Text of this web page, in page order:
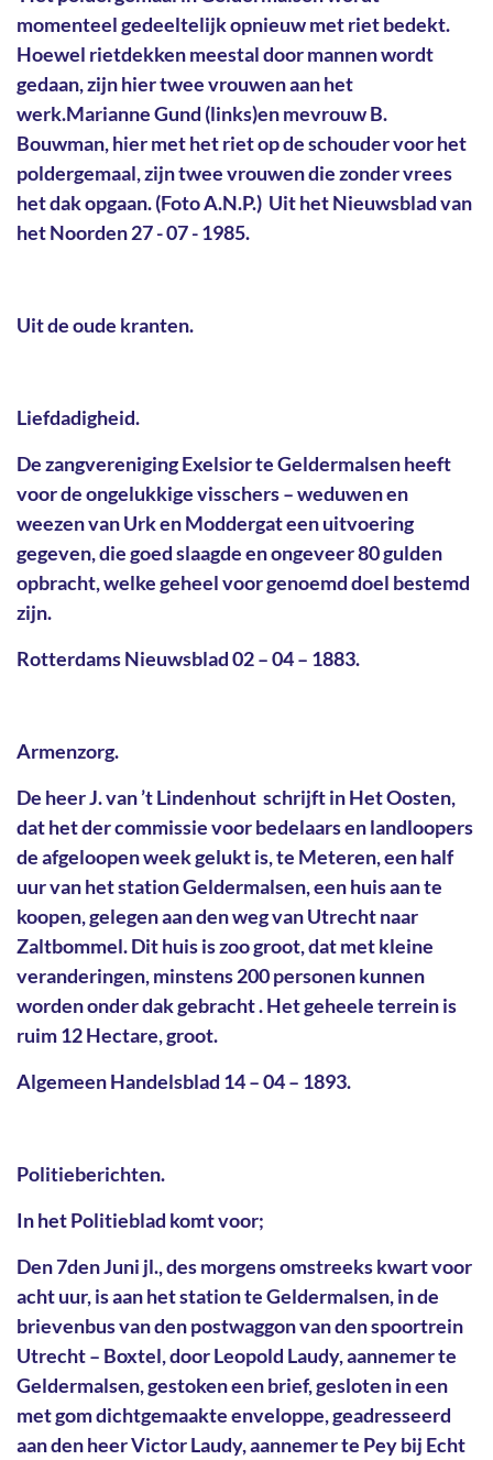
momenteel gedeeltelijk opnieuw met riet bedekt.
Hoewel rietdekken meestal door mannen wordt
gedaan, zijn hier twee vrouwen aan het
werk.Marianne Gund (links)en mevrouw B.
Bouwman, hier met het riet op de schouder voor het
poldergemaal, zijn twee vrouwen die zonder vrees
het dak opgaan. (Foto A.N.P.) Uit het Nieuwsblad van
het Noorden 27 - 07 - 1985.
Uit de oude kranten.
Liefdadigheid.
De zangvereniging Exelsior te Geldermalsen heeft
voor de ongelukkige visschers – weduwen en
weezen van Urk en Moddergat een uitvoering
gegeven, die goed slaagde en ongeveer 80 gulden
opbracht, welke geheel voor genoemd doel bestemd
zijn.
Rotterdams Nieuwsblad 02 – 04 – 1883.
Armenzorg.
De heer J. van ’t Lindenhout schrijft in Het Oosten,
dat het der commissie voor bedelaars en landloopers
de afgeloopen week gelukt is, te Meteren, een half
uur van het station Geldermalsen, een huis aan te
koopen, gelegen aan den weg van Utrecht naar
Zaltbommel. Dit huis is zoo groot, dat met kleine
veranderingen, minstens 200 personen kunnen
worden onder dak gebracht . Het geheele terrein is
ruim 12 Hectare, groot.
Algemeen Handelsblad 14 – 04 – 1893.
Politieberichten.
In het Politieblad komt voor;
Den 7den Juni jl., des morgens omstreeks kwart voor
acht uur, is aan het station te Geldermalsen, in de
brievenbus van den postwaggon van den spoortrein
Utrecht – Boxtel, door Leopold Laudy, aannemer te
Geldermalsen, gestoken een brief, gesloten in een
met gom dichtgemaakte enveloppe, geadresseerd
aan den heer Victor Laudy, aannemer te Pey bij Echt